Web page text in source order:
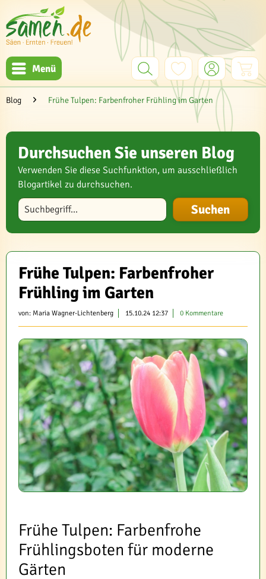
Menü
Blog Frühe Tulpen: Farbenfroher Frühling im Garten
Durchsuchen Sie unseren Blog
Verwenden Sie diese Suchfunktion, um ausschließlich
Blogartikel zu durchsuchen.
Blog durchsuchen
Frühe Tulpen: Farbenfroher
Frühling im Garten
von: Maria Wagner-Lichtenberg 15.10.24 12:37 0 Kommentare
Frühe Tulpen: Farbenfrohe
Frühlingsboten für moderne
Gärten